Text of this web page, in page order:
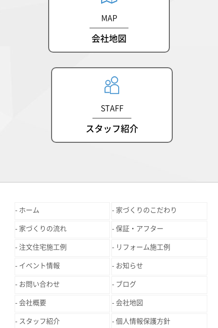
MAP
会社地図
STAFF
スタッフ紹介
ホーム 家づくりのこだわり
家づくりの流れ 保証・アフター
注文住宅施工例 リフォーム施工例
イベント情報 お知らせ
お問い合わせ ブログ
会社概要 会社地図
スタッフ紹介 個人情報保護方針